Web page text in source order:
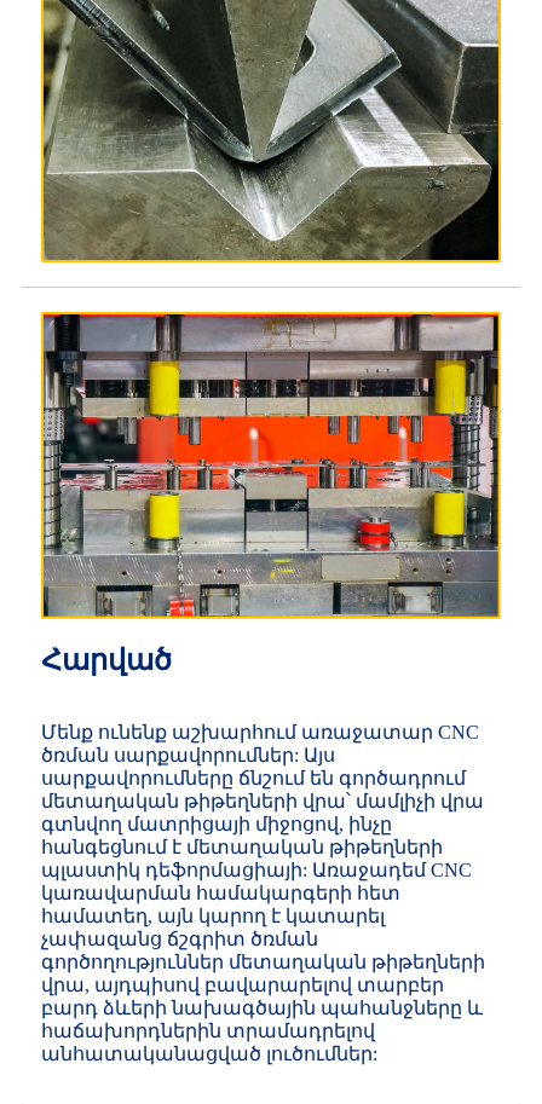
Հարված
Մենք ունենք աշխարհում առաջատար CNC
ծռման սարքավորումներ: Այս
սարքավորումները ճնշում են գործադրում
մետաղական թիթեղների վրա՝ մամլիչի վրա
գտնվող մատրիցայի միջոցով, ինչը
հանգեցնում է մետաղական թիթեղների
պլաստիկ դեֆորմացիայի: Առաջադեմ CNC
կառավարման համակարգերի հետ
համատեղ, այն կարող է կատարել
չափազանց ճշգրիտ ծռման
գործողություններ մետաղական թիթեղների
վրա, այդպիսով բավարարելով տարբեր
բարդ ձևերի նախագծային պահանջները և
հաճախորդներին տրամադրելով
անհատականացված լուծումներ: